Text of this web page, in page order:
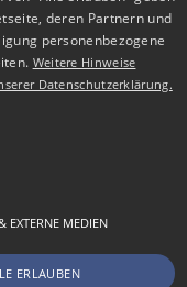
deren Partnern und
personenbezogene
Weitere Hinweise
Datenschutzerklärung.
EXTERNE MEDIEN
ERLAUBEN